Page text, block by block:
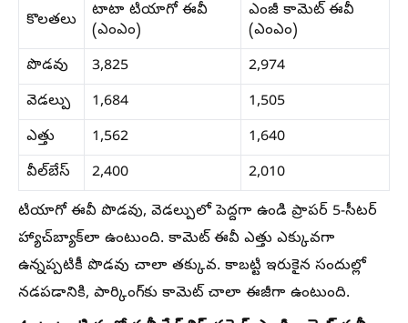
కొలతలు
టాటా టియాగో ఈవీ
(ఎంఎం)
ఎంజీ కామెట్ ఈవీ
(ఎంఎం)
పొడవు
3,825
2,974
వెడల్పు
1,684
1,505
ఎత్తు
1,562
1,640
వీల్‌బేస్
2,400
2,010
టియాగో ఈవీ పొడవు, వెడల్పులో పెద్దగా ఉండి ప్రాపర్ 5-సీటర్
హ్యాచ్‌బ్యాక్‌లా ఉంటుంది. కామెట్ ఈవీ ఎత్తు ఎక్కువగా
ఉన్నప్పటికీ పొడవు చాలా తక్కువ. కాబట్టి ఇరుకైన సందుల్లో
నడపడానికి, పార్కింగ్‌కు కామెట్ చాలా ఈజీగా ఉంటుంది.